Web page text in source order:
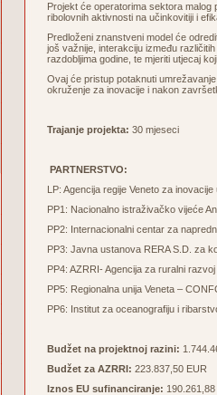
Projekt će operatorima sektora malog
ribolovnih aktivnosti na učinkovitiji i
Predloženi znanstveni model će
još važnije, interakciju između
razdobljima godine, te mjeriti utjecaj
Ovaj će pristup potaknuti
okruženje za inovacije i nakon
Trajanje projekta: 30 mjeseci
PARTNERSTVO:
LP: Agencija regije Veneto za
PP1: Nacionalno istraživačko vijeće
PP2: Internacionalni centar za
PP3: Javna ustanova RERA S.D. za
PP4: AZRRI- Agencija za ruralni
PP5: Regionalna unija Veneta –
PP6: Institut za oceanografiju i
Budžet na projektnoj razini:
Budžet za AZRRI: 223.837,50 EUR
Iznos EU sufinanciranje: